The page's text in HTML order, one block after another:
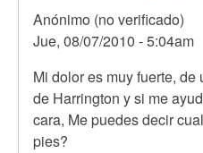
Anónimo (no verificado)
Jue, 08/07/2010 - 5:04am
Mi dolor es muy fuerte,
de Harrington y si me
cara, Me puedes decir
pies?